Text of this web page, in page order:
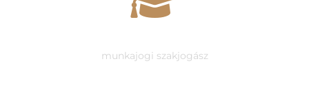
munkajogi szakjogász